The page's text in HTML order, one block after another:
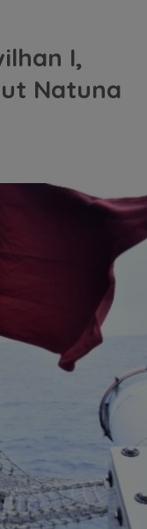
I,
Natuna
Konjen RI Johor
Dukung Penuh Family
Rally Wisata dan
International Soccer
Batam Cup 2026